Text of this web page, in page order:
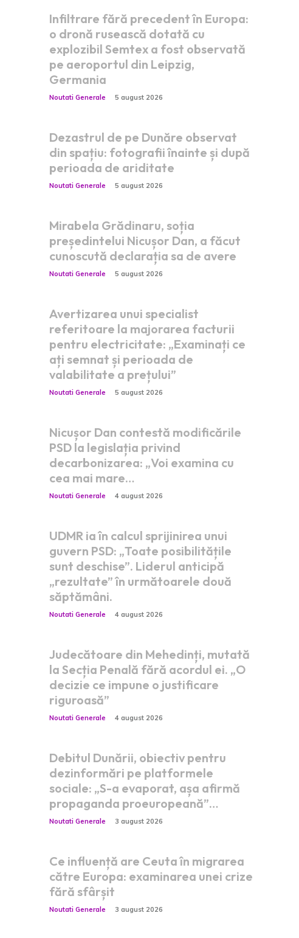
Infiltrare fără precedent în Europa:
o dronă rusească dotată cu
explozibil Semtex a fost observată
pe aeroportul din Leipzig,
Germania
Noutati Generale 5 august 2026
Dezastrul de pe Dunăre observat
din spațiu: fotografii înainte și după
perioada de ariditate
Noutati Generale 5 august 2026
Mirabela Grădinaru, soția
președintelui Nicușor Dan, a făcut
cunoscută declarația sa de avere
Noutati Generale 5 august 2026
Avertizarea unui specialist
referitoare la majorarea facturii
pentru electricitate: „Examinați ce
ați semnat și perioada de
valabilitate a prețului”
Noutati Generale 5 august 2026
Nicușor Dan contestă modificările
PSD la legislația privind
decarbonizarea: „Voi examina cu
cea mai mare…
Noutati Generale 4 august 2026
UDMR ia în calcul sprijinirea unui
guvern PSD: „Toate posibilitățile
sunt deschise”. Liderul anticipă
„rezultate” în următoarele două
săptămâni.
Noutati Generale 4 august 2026
Judecătoare din Mehedinți, mutată
la Secția Penală fără acordul ei. „O
decizie ce impune o justificare
riguroasă”
Noutati Generale 4 august 2026
Debitul Dunării, obiectiv pentru
dezinformări pe platformele
sociale: „S-a evaporat, așa afirmă
propaganda proeuropeană”…
Noutati Generale 3 august 2026
Ce influență are Ceuta în migrarea
către Europa: examinarea unei crize
fără sfârșit
Noutati Generale 3 august 2026